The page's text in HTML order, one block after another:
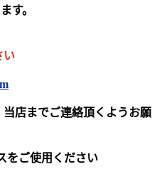
す。
い
店までご連絡頂くようお願
をご使用ください